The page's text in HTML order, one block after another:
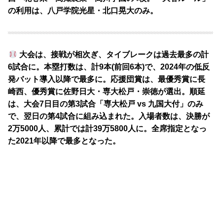
の利用は、八戸学院光星・北口晃大のみ。
大会は、接戦が相次ぎ、タイブレークは過去最多の計
6試合に。本塁打数は、計9本(前回6本)で、2024年の低反
発バット導入以降で最多に。応援団賞は、最優秀賞に長
崎西、優秀賞に佐野日大・専大松戸・崇徳が選出。順延
は、大会7日目の第3試合「専大松戸 vs 九国大付」のみ
で、翌日の第4試合に組み込まれた。入場者数は、決勝が
2万5000人、累計では計39万5800人に。全席指定となっ
た2021年以降で最多となった。